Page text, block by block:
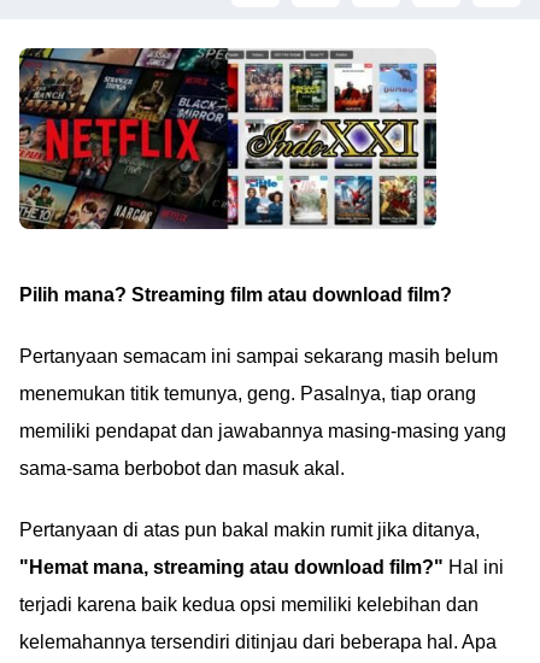
Pilih mana? Streaming film atau download film?
Pertanyaan semacam ini sampai sekarang masih belum
menemukan titik temunya, geng. Pasalnya, tiap orang
memiliki pendapat dan jawabannya masing-masing yang
sama-sama berbobot dan masuk akal.
Pertanyaan di atas pun bakal makin rumit jika ditanya,
"Hemat mana, streaming atau download film?" Hal ini
terjadi karena baik kedua opsi memiliki kelebihan dan
kelemahannya tersendiri ditinjau dari beberapa hal. Apa